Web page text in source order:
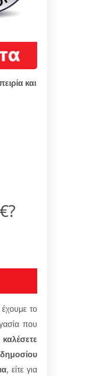
και
έχουμε το
που
καλέσετε
, είτε για